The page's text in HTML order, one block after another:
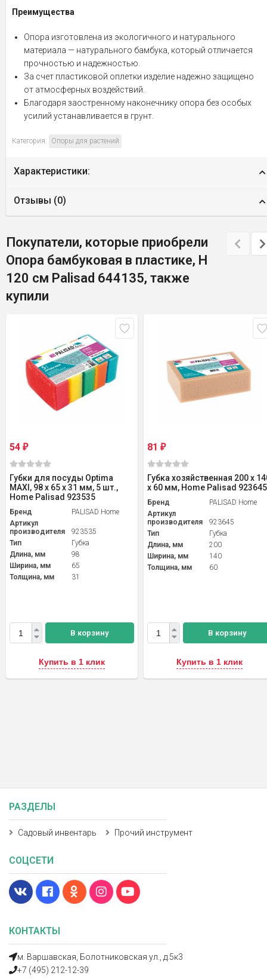
Преимущества
Опора изготовлена из экологичного и натурального
материала — натурального бамбука, который отличается
прочностью и надежностью.
За счет пластиковой оплетки изделие надежно защищено
от атмосферных воздействий.
Благодаря заостренному наконечнику опора без особых
усилий устанавливается в грунт.
Категория: Опоры для растений
Характеристики:
Отзывы (0)
Покупатели, которые приобрели
Опора бамбуковая в пластике, H
120 см Palisad 644135, также
купили
54 ₽
Губки для посуды Optima
MAXI, 98 x 65 x 31 мм, 5 шт.,
Home Palisad 923535
Бренд
PALISAD Home
Артикул
производителя
923535
Тип
Губка
Длина, мм
98
Ширина, мм
65
Толщина, мм
31
В корзину
Купить в 1 клик
81 ₽
Губка хозяйственная 200 x
x 60 мм, Home Palisad 923645
Бренд
PALISAD Home
Артикул
производителя
923645
Тип
Губка
Длина, мм
200
Ширина, мм
140
Толщина, мм
60
В корзину
Купить в 1 клик
КОНТАКТЫ
м. Варшавская, Болотниковская ул., д.5к3
+7 (495) 212-12-39
РАЗДЕЛЫ
Садовый инвентарь Прочий инструмент
СОЦСЕТИ